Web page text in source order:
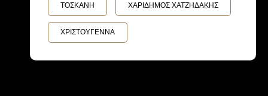
ΤΟΣΚΑΝΗ ΧΑΡΙΔΗΜΟΣ ΧΑΤΖΗΔΑΚΗΣ
ΧΡΙΣΤΟΥΓΕΝΝΑ